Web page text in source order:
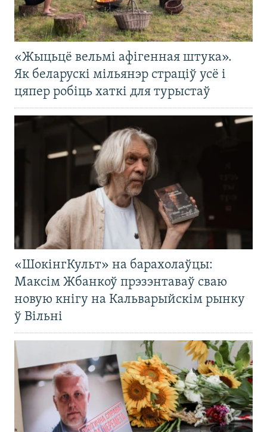
«Жыцьцё вельмі афігенная штука».
Як беларускі мільянэр страціў усё і
цяпер робіць хаткі для турыстаў
«ШокінгКульт» на барахолаўцы:
Максім Жбанкоў прэзэнтаваў сваю
новую кнігу на Кальварыйскім рынку
ў Вільні